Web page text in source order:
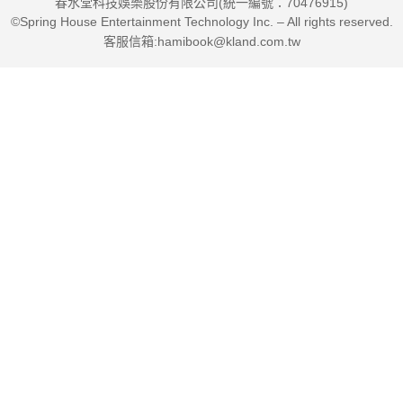
©Spring House Entertainment Technology Inc. – All rights reserved.
客服信箱:hamibook@kland.com.tw